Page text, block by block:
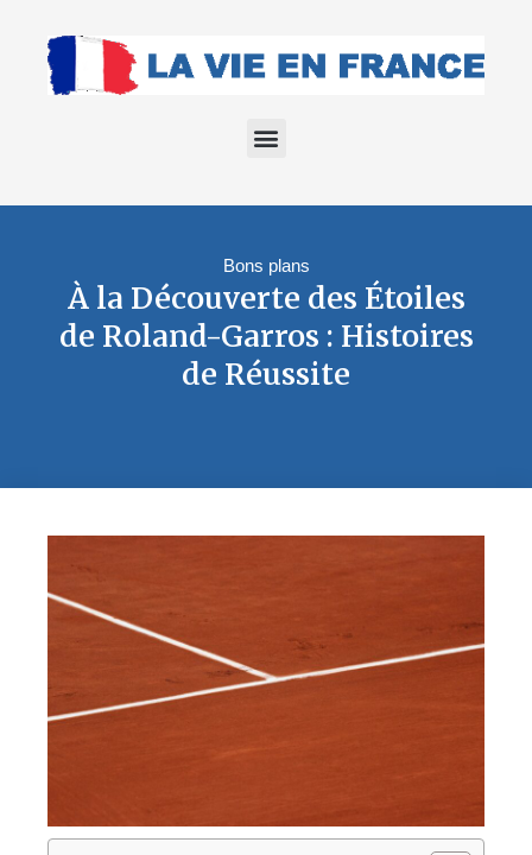
Bons plans
À la Découverte des Étoiles
de Roland-Garros : Histoires
de Réussite